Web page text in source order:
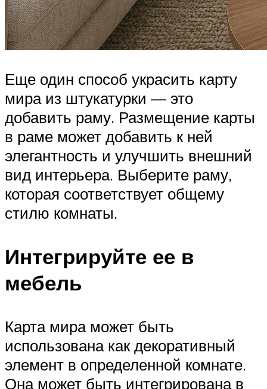
Еще один способ украсить карту
мира из штукатурки — это
добавить раму. Размещение карты
в раме может добавить к ней
элегантность и улучшить внешний
вид интерьера. Выберите раму,
которая соответствует общему
стилю комнаты.
Интегрируйте ее в
мебель
Карта мира может быть
использована как декоративный
элемент в определенной комнате.
Она может быть интегрирована в